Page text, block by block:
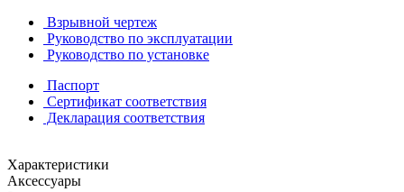
Взрывной чертеж
Руководство по эксплуатации
Руководство по установке
Паспорт
Сертификат соответствия
Декларация соответствия
Характеристики
Аксессуары